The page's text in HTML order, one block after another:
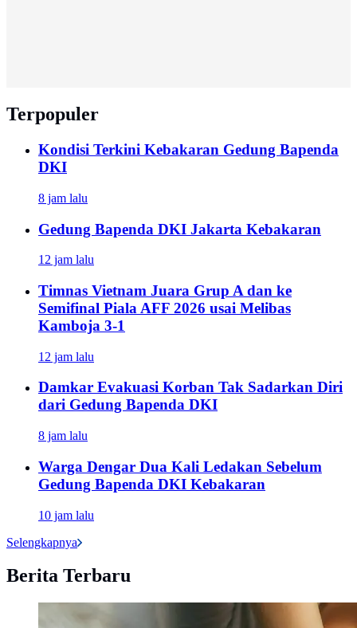
Terpopuler
Kondisi Terkini Kebakaran Gedung Bapenda
DKI
8 jam lalu
Gedung Bapenda DKI Jakarta Kebakaran
12 jam lalu
Timnas Vietnam Juara Grup A dan ke
Semifinal Piala AFF 2026 usai Melibas
Kamboja 3-1
12 jam lalu
Damkar Evakuasi Korban Tak Sadarkan Diri
dari Gedung Bapenda DKI
8 jam lalu
Warga Dengar Dua Kali Ledakan Sebelum
Gedung Bapenda DKI Kebakaran
10 jam lalu
Selengkapnya
Berita Terbaru